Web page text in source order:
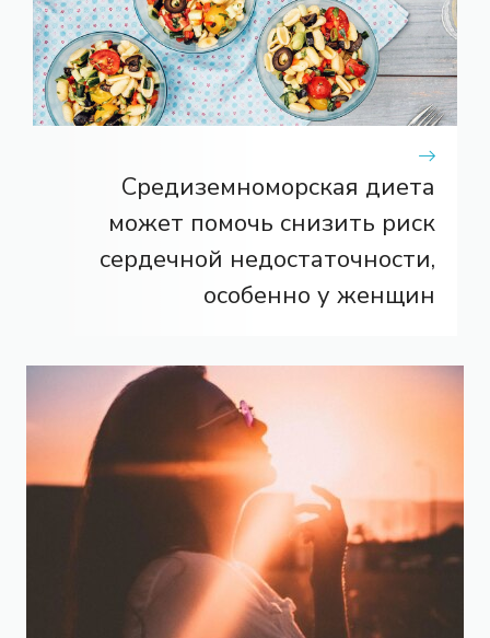
Средиземноморская диета
может помочь снизить риск
сердечной недостаточности,
особенно у женщин